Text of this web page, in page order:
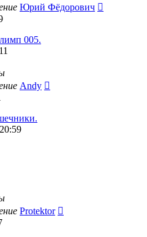
Юрий Фёдорович
005.
Andy
Protektor